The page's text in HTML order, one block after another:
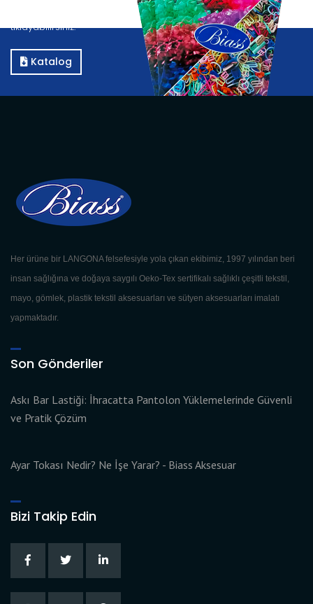
Kataloğumuzu görüntülemek için E-Katalog butonuna
tıklayabilirsiniz.
Katalog
Her ürüne bir LANGONA felsefesiyle yola çıkan ekibimiz, 1997 yılından beri
insan sağlığına ve doğaya saygılı Oeko-Tex sertifikalı sağlıklı çeşitli tekstil,
mayo, gömlek, plastik tekstil aksesuarları ve sütyen aksesuarları imalatı
yapmaktadır.
Son Gönderiler
Askı Bar Lastiği: İhracatta Pantolon Yüklemelerinde Güvenli
ve Pratik Çözüm
Ayar Tokası Nedir? Ne İşe Yarar? - Biass Aksesuar
Bizi Takip Edin